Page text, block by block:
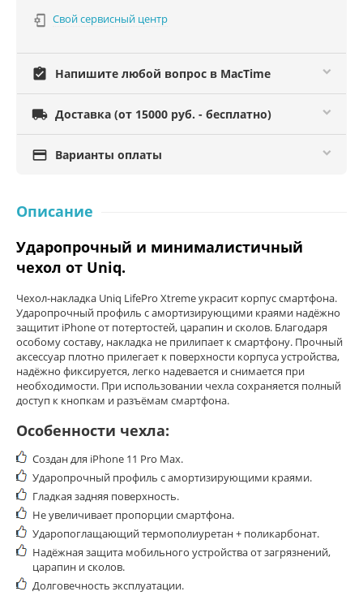
 Свой сервисный центр
assignment_turned_in Напишите любой вопрос в MacTime
 Доставка (от 15000 руб. - бесплатно)
 Варианты оплаты
Описание
Ударопрочный и минималистичный
чехол от Uniq.
Чехол-накладка Uniq LifePro Xtreme украсит корпус смартфона.
Ударопрочный профиль с амортизирующими краями надёжно
защитит iPhone от потертостей, царапин и сколов. Благодаря
особому составу, накладка не прилипает к смартфону. Прочный
аксессуар плотно прилегает к поверхности корпуса устройства,
надёжно фиксируется, легко надевается и снимается при
необходимости. При использовании чехла сохраняется полный
доступ к кнопкам и разъёмам смартфона.
Особенности чехла:
Создан для iPhone 11 Pro Max.
Ударопрочный профиль с амортизирующими краями.
Гладкая задняя поверхность.
Не увеличивает пропорции смартфона.
Ударопоглащающий термополиуретан + поликарбонат.
Надёжная защита мобильного устройства от загрязнений,
царапин и сколов.
Долговечность эксплуатации.